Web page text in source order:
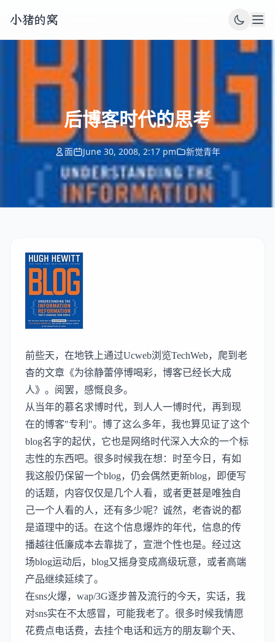
小猪的窝
后博客时代的思考
面 June 30, 2008, 2:17 pm 新觉青年
前些天，在地铁上通过Ucweb浏览TechWeb，爬到 老
杳的文章 《为徐静蕾停博喝彩，博客已经长大成
人》 。阅罢，感慨良多。
从当年的慕名求博时代，到人人一博时代，再到现
在的博客"专利"。博了这么多年，我也算见证了这个
blog名字的起伏，它也是网络时代深入大众的一个标
志性的东西吧。很多时候我在想：时至今日，有如
我这般仍保留一个blog，仍会偶然更新blog，即便写
的话题，内容仅仅是几个人看，或者更甚是唯独自
己一个人看的人，还有多少呢？诚然，老杳说的都
是道理中的话。在这个信息爆炸的年代，信息的传
播越往低廉成本去靠拢了，宣泄个性也是。经过这
场blog运动后，blog又摇身变成高级玩意，或者高端
产品继续延续了。
在sns火爆，wap/3G逐步普及流行的今天，实话，我
对sns实在不太感冒，可能我老了。很多时候我情愿
花费点电话费，去挂个电话和远方的朋友聊个天、